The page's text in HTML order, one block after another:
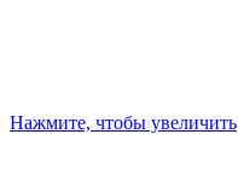
Нажмите, чтобы увеличить